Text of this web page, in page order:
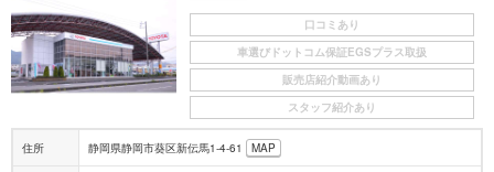
口コミあり
車選びドットコム保証EGSプラス取扱
販売店紹介動画あり
スタッフ紹介あり
住所 静岡県静岡市葵区新伝馬1-4-61 MAP